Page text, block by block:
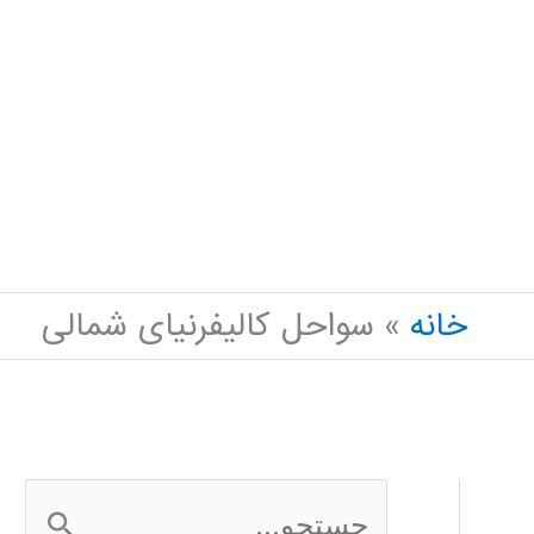
خانه
سواحل کالیفرنیای شمالی